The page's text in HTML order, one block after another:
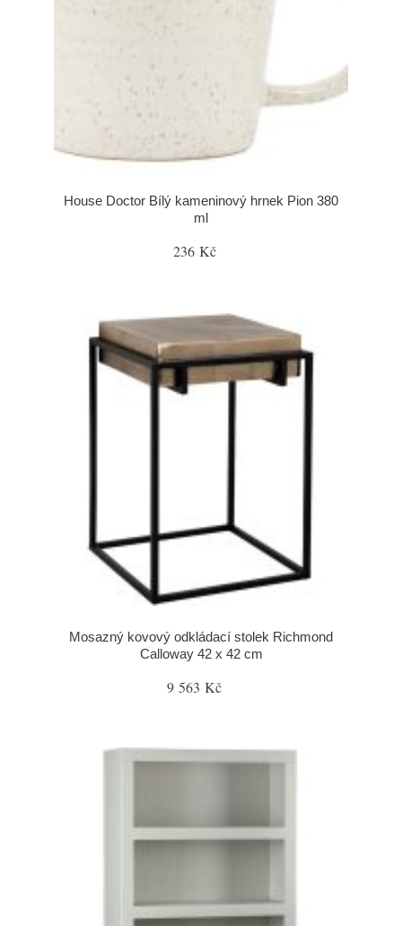
House Doctor Bílý kameninový hrnek Pion 380
ml
236 Kč
Mosazný kovový odkládací stolek Richmond
Calloway 42 x 42 cm
9 563 Kč